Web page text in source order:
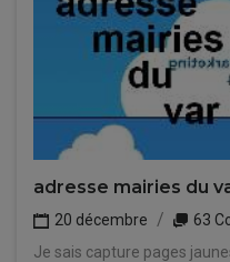
adresse mairies du
20 décembre
63
Je sais capture pages